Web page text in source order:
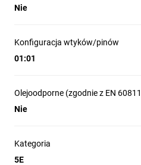
Nie
Konfiguracja wtyków/pinów
01:01
Olejoodporne (zgodnie z EN
Nie
Kategoria
5E